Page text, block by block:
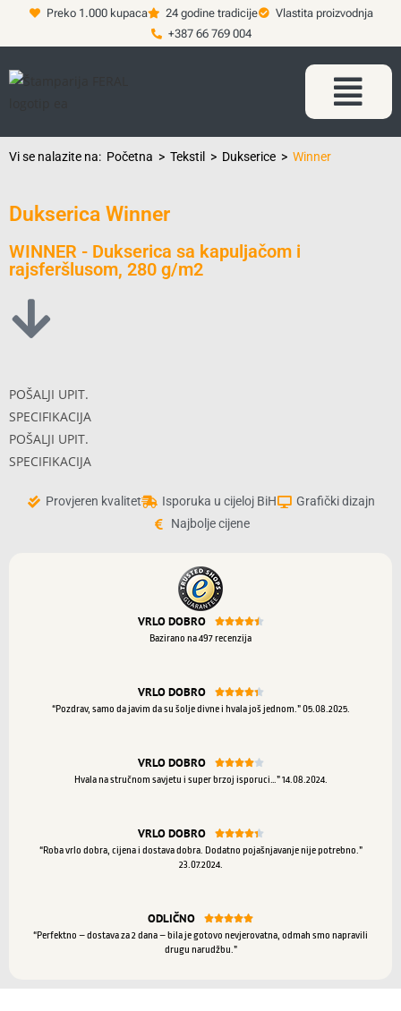
Preko 1.000 kupaca 24 godine tradicije
Vlastita proizvodnja
+387 66 769 004
Vi se nalazite na: Početna > Tekstil > Dukserice > Winner
Dukserica Winner
WINNER - Dukserica sa kapuljačom i
rajsferšlusom, 280 g/m2
POŠALJI UPIT.
SPECIFIKACIJA
POŠALJI UPIT.
SPECIFIKACIJA
Provjeren kvalitet Isporuka u cijeloj BiH
Grafički dizajn
Najbolje cijene
VRLO DOBRO 
Bazirano na 497 recenzija
VRLO DOBRO 
“Pozdrav, samo da javim da su šolje divne i hvala još jednom.” 05.08.2025.
VRLO DOBRO 
Hvala na stručnom savjetu i super brzoj isporuci…” 14.08.2024.
VRLO DOBRO 
“Roba vrlo dobra, cijena i dostava dobra. Dodatno pojašnjavanje nije potrebno.”
23.07.2024.
ODLIČNO 
“Perfektno – dostava za 2 dana – bila je gotovo nevjerovatna, odmah smo napravili
drugu narudžbu.”